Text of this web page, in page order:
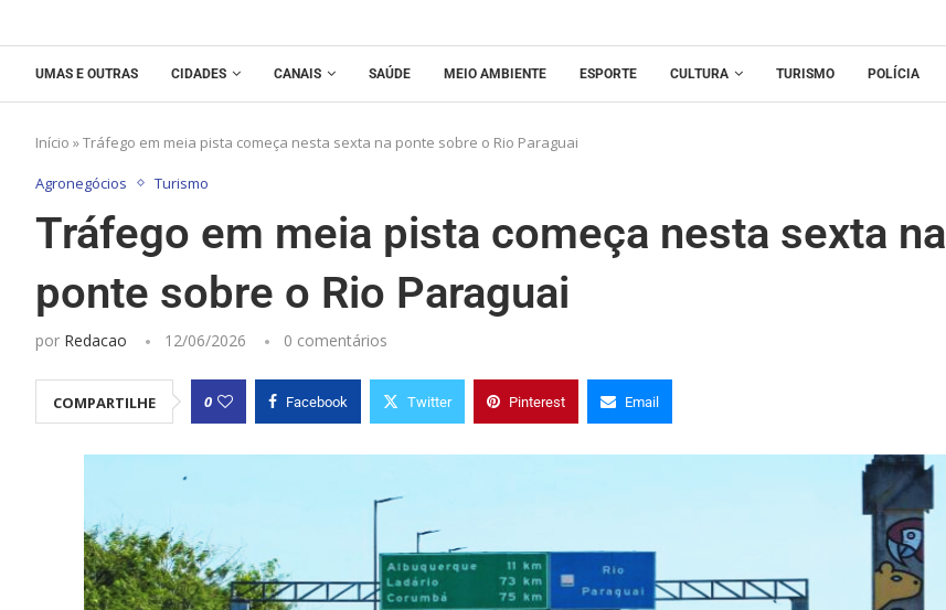
UMAS E OUTRAS CIDADES CANAIS SAÚDE MEIO AMBIENTE ESPORTE CULTURA TURISMO POLÍCIA
Início »Tráfego em meia pista começa nesta sexta na ponte sobre o Rio Paraguai
Agronegócios Turismo
Tráfego em meia pista começa nesta sexta na
ponte sobre o Rio Paraguai
por Redacao 12/06/2026 0 comentários
COMPARTILHE 0 Facebook Twitter Pinterest Email